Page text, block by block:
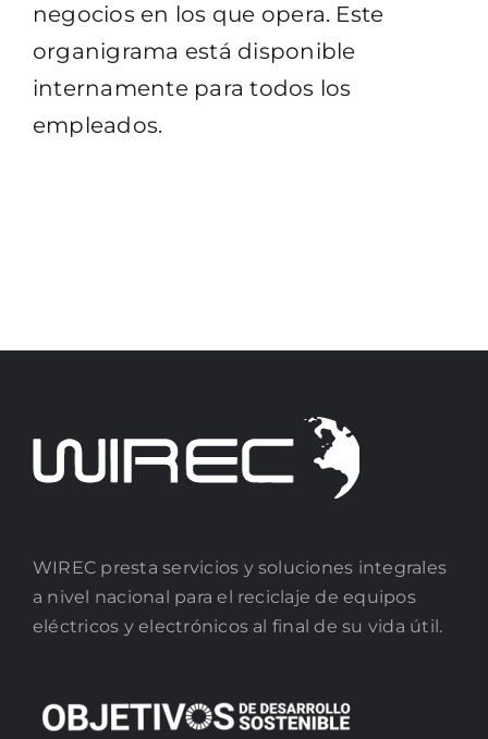
negocios en los que opera. Este
organigrama está disponible
internamente para todos los
empleados.
WIREC presta servicios y soluciones integrales
a nivel nacional para el reciclaje de equipos
eléctricos y electrónicos al final de su vida útil.